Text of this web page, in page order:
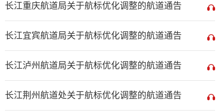
长江重庆航道局关于航标优化调整的航道通告
长江宜宾航道局关于航标优化调整的航道通告
长江泸州航道局关于航标优化调整的航道通告
长江荆州航道处关于航标优化调整的航道通告